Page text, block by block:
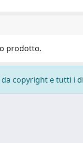
prodotto.
copyright e tutti i